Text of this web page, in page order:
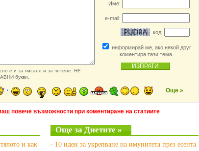
е и за писане и за четене. НЕ
букви.
Име:
e-mail:
код:
информирай ме, ако някой друг
коментира тази тема
Още »
повече възможности при коментиране на статиите
и как
Още за Диетите »
· 10 идеи за укрепване на имунитета през есента